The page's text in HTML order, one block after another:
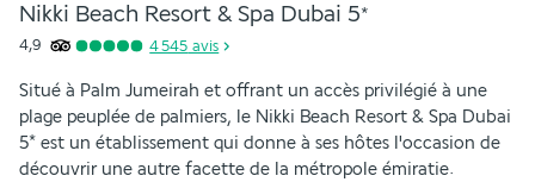
Nikki Beach Resort & Spa Dubai 5*
4,9 4 545 avis
Situé à Palm Jumeirah et offrant un accès privilégié à une
plage peuplée de palmiers, le Nikki Beach Resort & Spa Dubai
5* est un établissement qui donne à ses hôtes l'occasion de
découvrir une autre facette de la métropole émiratie.